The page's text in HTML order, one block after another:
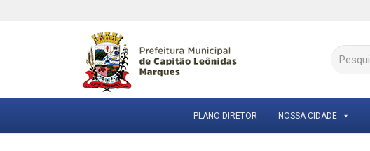
PLANO DIRETOR NOSSA CIDADE